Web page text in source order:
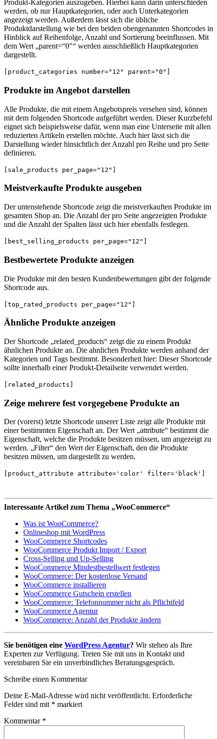
Produkt-Kategorien auszugeben. Hierbei kann darin unterschieden
werden, ob nur Hauptkategorien, oder auch Unterkategorien
angezeigt werden. Außerdem lässt sich die übliche
Produktdarstellung wie bei den beiden obengenannten Shortcodes in
Hinblick auf Reihenfolge, Anzahl und Sortierung beeinflussen. Mit
dem Wert „parent=“0″“ werden ausschließlich Hauptkategorien
dargestellt.
[product_categories number="12" parent="0"]
Produkte im Angebot darstellen
Alle Produkte, die mit einem Angebotspreis versehen sind, können
mit dem folgenden Shortcode aufgeführt werden. Dieser Kurzbefehl
eignet sich beispielsweise dafür, wenn man eine Unterseite mit allen
reduzierten Artikeln erstellen möchte. Auch hier lässt sich die
Darstellung wieder hinsichtlich der Anzahl pro Reihe und pro Seite
definieren.
[sale_products per_page="12"]
Meistverkaufte Produkte ausgeben
Der untenstehende Shortcode zeigt die meistverkauften Produkte im
gesamten Shop an. Die Anzahl der pro Seite angezeigten Produkte
und die Anzahl der Spalten lässt sich hier ebenfalls festlegen.
[best_selling_products per_page="12"]
Bestbewertete Produkte anzeigen
Die Produkte mit den besten Kundenbewertungen gibt der folgende
Shortcode aus.
[top_rated_products per_page="12"]
Ähnliche Produkte anzeigen
Der Shortcode „related_products“ zeigt die zu einem Produkt
ähnlichen Produkte an. Die ahnlichen Produkte werden anhand der
Kategorien und Tags bestimmt. Besonderheit hier: Dieser Shortcode
sollte innerhalb einer Produkt-Detailseite verwendet werden.
[related_products]
Zeige mehrere fest vorgegebene Produkte an
Der (vorerst) letzte Shortcode unserer Liste zeigt alle Produkte mit
einer bestimmten Eigenschaft an. Der Wert „attribute“ bestimmt die
Eigenschaft, welche die Produkte besitzen müssen, um angezeigt zu
werden. „Filter“ den Wert der Eigenschaft, den die Produkte
besitzen müssen, um dargestellt zu werden.
[product_attribute attribute='color' filter='black']
Interessante Artikel zum Thema „WooCommerce“
Was ist WooCommerce?
Onlineshop mit WordPress
WooCommerce Shortcodes
WooCommerce Produkt Import / Export
Cross-Selling und Up-Selling
WooCommerce Mindestbestellwert festlegen
WooCommerce: Der kostenlose Versand
WooCommerce installieren
WooCommerce Gutschein erstellen
WooCommerce: Telefonnummer nicht als Pflichtfeld
WooCommerce Agentur
WooCommerce: Anzahl der Produkte ändern
Sie benötigen eine WordPress Agentur? Wir stehen als Ihre
Experten zur Verfügung. Treten Sie mit uns in Kontakt und
vereinbaren Sie ein unverbindliches Beratungsgespräch.
Schreibe einen Kommentar
Deine E-Mail-Adresse wird nicht veröffentlicht. Erforderliche
Felder sind mit * markiert
Kommentar *